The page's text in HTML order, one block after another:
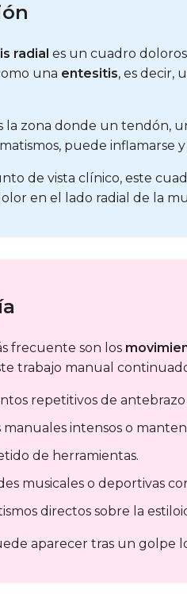
radial es un cuadro
una entesitis, es decir,
la zona donde un tendón,
puede inflamarse
de vista clínico, este
en el lado radial de la
frecuente son los
trabajo manual
repetitivos de
manuales intensos o
de herramientas.
musicales o deportivas
directos sobre la
aparecer tras un golpe